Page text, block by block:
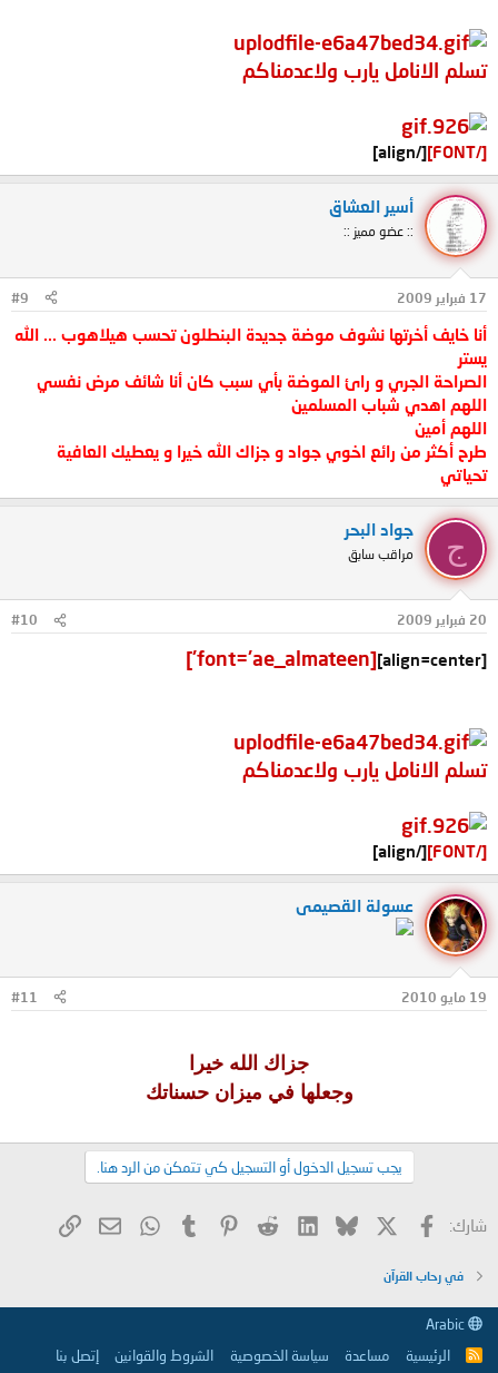
تسلم الانامل يارب ولاعدمناكم
[/FONT]
[/align]
أسير العشاق
:: عضو مميز ::
17 فبراير 2009 #9
أنا خايف أخرتها نشوف موضة جديدة البنطلون تحسب هيلاهوب ... الله
يستر
الصراحة الجري و رائ الموضة بأي سبب كان أنا شائف مرض نفسي
اللهم اهدي شباب المسلمين
اللهم أمين
طرح أكثر من رائع اخوي جواد و جزاك الله خيرا و يعطيك العافية
تحياتي
ج
جواد البحر
مراقب سابق
20 فبراير 2009 #10
[align=center]
[font='ae_almateen']
تسلم الانامل يارب ولاعدمناكم
[/FONT]
[/align]
عسولة القصيمى
19 مايو 2010 #11
جزاك الله خيرا
وجعلها في ميزان حسناتك
يجب تسجيل الدخول أو التسجيل كي تتمكن من الرد هنا.
شارك: فيسبوك Bluesky
LinkedIn
Reddit
Pinterest
Tumblr
WhatsApp
البريد
في رحاب القرآن
R
الرئيسية مساعدة سياسة الخصوصية الشروط والقوانين إتصل بنا